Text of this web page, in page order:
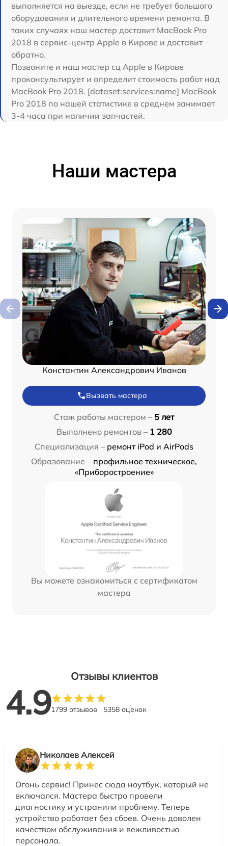
выполняется на выезде, если не требует большого
оборудования и длительного времени ремонта. В
таких случаях наш мастер доставит MacBook Pro
2018 в сервис-центр Apple в Кирове и доставит
обратно.
Позвоните и наш мастер сц Apple в Кирове
проконсультирует и определит стоимость работ над
MacBook Pro 2018. [dataset:services:name] MacBook
Pro 2018 по нашей статистике в среднем занимает
3-4 часа при наличии запчастей.
Наши мастера
Константин Александрович Иванов
Вызвать мастера
Стаж работы мастером – 5 лет
Выполнено ремонтов – 1 280
Специализация – ремонт iPod и AirPods
Образование – профильное техническое,
«Приборостроение»
Вы можете ознакомиться с сертификатом
мастера
Отзывы клиентов
4.91799 отзывов 5358 оценок
Николаев Алексей
Огонь сервис! Принес сюда ноутбук, который не
включался. Мастера быстро провели
диагностику и устранили проблему. Теперь
устройство работает без сбоев. Очень доволен
качеством обслуживания и вежливостью
персонала.